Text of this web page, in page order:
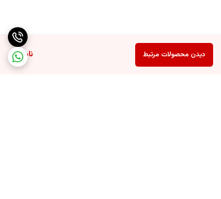
ناموجود دیدن محصولات مرتبط